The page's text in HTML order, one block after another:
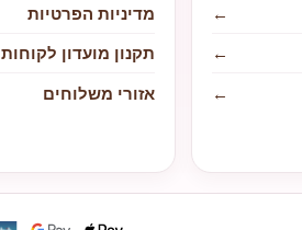
←
←
←
מדיניות הפרטיות
תקנון מועדון לקוחות
אזורי משלוחים